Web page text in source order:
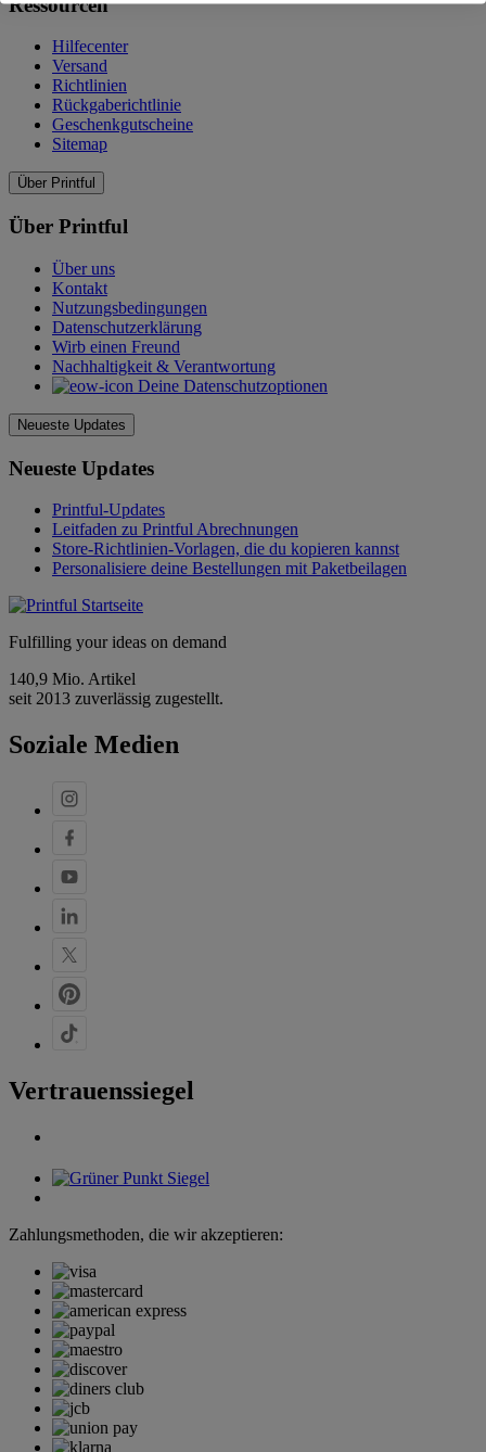
Ressourcen
Hilfecenter
Versand
Richtlinien
Rückgaberichtlinie
Geschenkgutscheine
Sitemap
Über Printful
Über Printful
Über uns
Kontakt
Nutzungsbedingungen
Datenschutzerklärung
Wirb einen Freund
Nachhaltigkeit & Verantwortung
Deine Datenschutzoptionen
Neueste Updates
Neueste Updates
Printful-Updates
Leitfaden zu Printful Abrechnungen
Store-Richtlinien-Vorlagen, die du kopieren kannst
Personalisiere deine Bestellungen mit Paketbeilagen
Fulfilling your ideas on demand
140,9 Mio. Artikel
seit 2013 zuverlässig zugestellt.
Soziale Medien
Vertrauenssiegel
Zahlungsmethoden, die wir akzeptieren: